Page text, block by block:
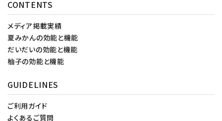
CONTENTS
メディア掲載実績
夏みかんの効能と機能
だいだいの効能と機能
柚子の効能と機能
GUIDELINES
ご利用ガイド
よくあるご質問